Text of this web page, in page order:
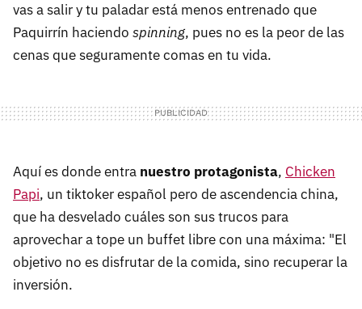
vas a salir y tu paladar está menos entrenado que
Paquirrín haciendo spinning, pues no es la peor de las
cenas que seguramente comas en tu vida.
Aquí es donde entra nuestro protagonista, Chicken
Papi, un tiktoker español pero de ascendencia china,
que ha desvelado cuáles son sus trucos para
aprovechar a tope un buffet libre con una máxima: "El
objetivo no es disfrutar de la comida, sino recuperar la
inversión.